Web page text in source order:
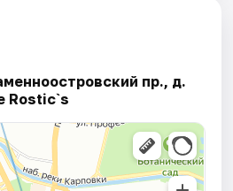
пр., д.
Rostic`s